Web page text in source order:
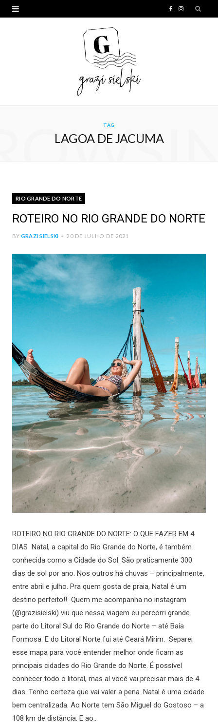
I
TAG
LAGOA DE JACUMA
RIO GRANDE DO NORTE
ROTEIRO NO RIO GRANDE DO NORTE
BY GRAZI SIELSKI 20 DE JULHO DE 2021
ROTEIRO NO RIO GRANDE DO NORTE: O QUE FAZER EM 4
DIAS Natal, a capital do Rio Grande do Norte, é também
conhecida como a Cidade do Sol. São praticamente 300
dias de sol por ano. Nos outros há chuvas – principalmente,
entre abril e julho. Pra quem gosta de praia, Natal é um
destino perfeito!! Quem me acompanha no instagram
(@grazisielski) viu que nessa viagem eu percorri grande
parte do Litoral Sul do Rio Grande do Norte – até Baía
Formosa. E do Litoral Norte fui até Ceará Mirim. Separei
esse mapa para você entender melhor onde ficam as
principais cidades do Rio Grande do Norte. É possível
conhecer todo o litoral, mas aí você vai precisar mais de 4
dias. Tenho certeza que vai valer a pena. Natal é uma cidade
bem centralizada. Ao Norte tem São Miguel do Gostoso – a
108 km de distância. E ao…